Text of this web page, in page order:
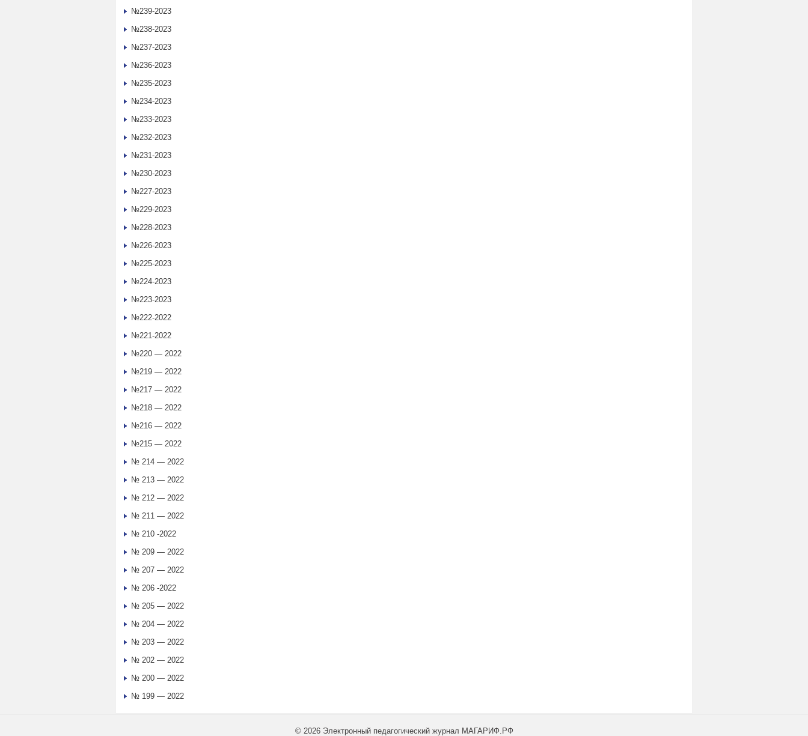
№239-2023
№238-2023
№237-2023
№236-2023
№235-2023
№234-2023
№233-2023
№232-2023
№231-2023
№230-2023
№227-2023
№229-2023
№228-2023
№226-2023
№225-2023
№224-2023
№223-2023
№222-2022
№221-2022
№220 — 2022
№219 — 2022
№217 — 2022
№218 — 2022
№216 — 2022
№215 — 2022
№ 214 — 2022
№ 213 — 2022
№ 212 — 2022
№ 211 — 2022
№ 210 -2022
№ 209 — 2022
№ 207 — 2022
№ 206 -2022
№ 205 — 2022
№ 204 — 2022
№ 203 — 2022
№ 202 — 2022
№ 200 — 2022
№ 199 — 2022
© 2026 Электронный педагогический журнал МАГАРИФ.РФ